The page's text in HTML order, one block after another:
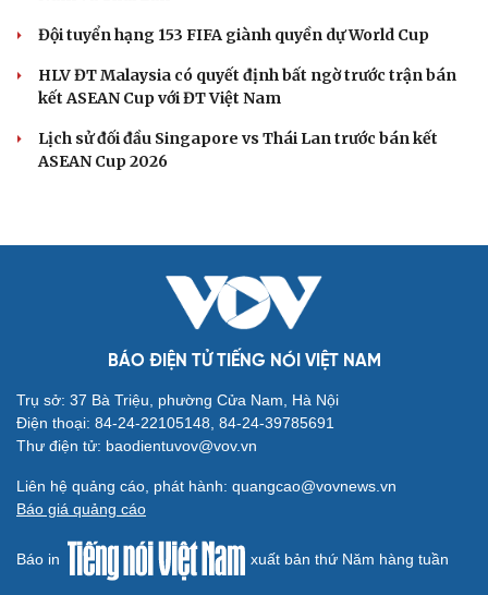
Đội tuyển hạng 153 FIFA giành quyền dự World Cup
HLV ĐT Malaysia có quyết định bất ngờ trước trận bán
kết ASEAN Cup với ĐT Việt Nam
Lịch sử đối đầu Singapore vs Thái Lan trước bán kết
ASEAN Cup 2026
BÁO ĐIỆN TỬ TIẾNG NÓI VIỆT NAM
Trụ sở: 37 Bà Triệu, phường Cửa Nam, Hà Nội
Điện thoại: 84-24-22105148, 84-24-39785691
Thư điện tử: baodientuvov@vov.vn
Liên hệ quảng cáo, phát hành: quangcao@vovnews.vn
Báo giá quảng cáo
Báo in xuất bản thứ Năm hàng tuần